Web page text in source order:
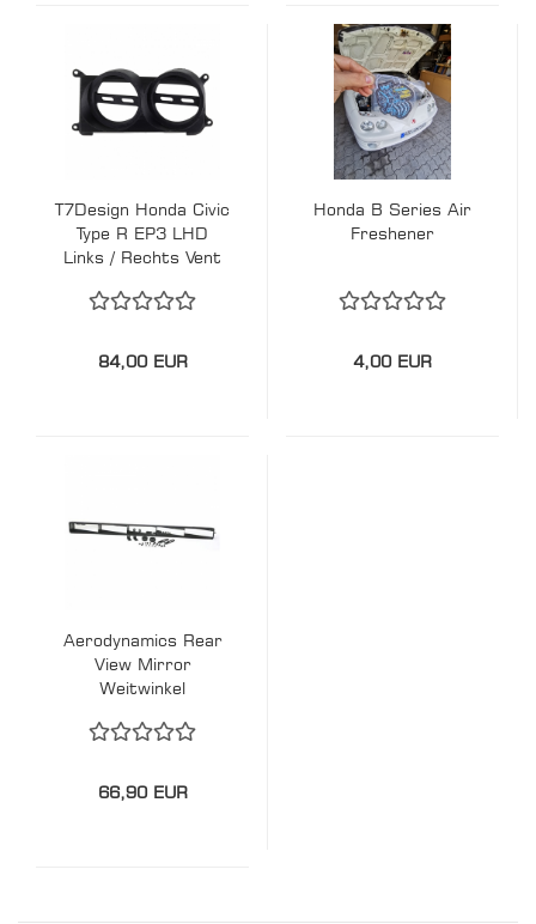
T7Design Honda Civic
Type R EP3 LHD
Links / Rechts Vent
84,00 EUR
Honda B Series Air
Freshener
4,00 EUR
Aerodynamics Rear
View Mirror
Weitwinkel
66,90 EUR